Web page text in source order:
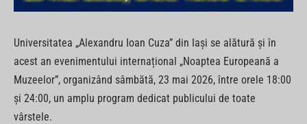
Universitatea „Alexandru Ioan Cuza” din Iași se alătură și în
acest an evenimentului internațional „Noaptea Europeană a
Muzeelor”, organizând sâmbătă, 23 mai 2026, între orele 18:00
și 24:00, un amplu program dedicat publicului de toate
vârstele.